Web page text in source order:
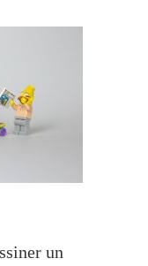
un